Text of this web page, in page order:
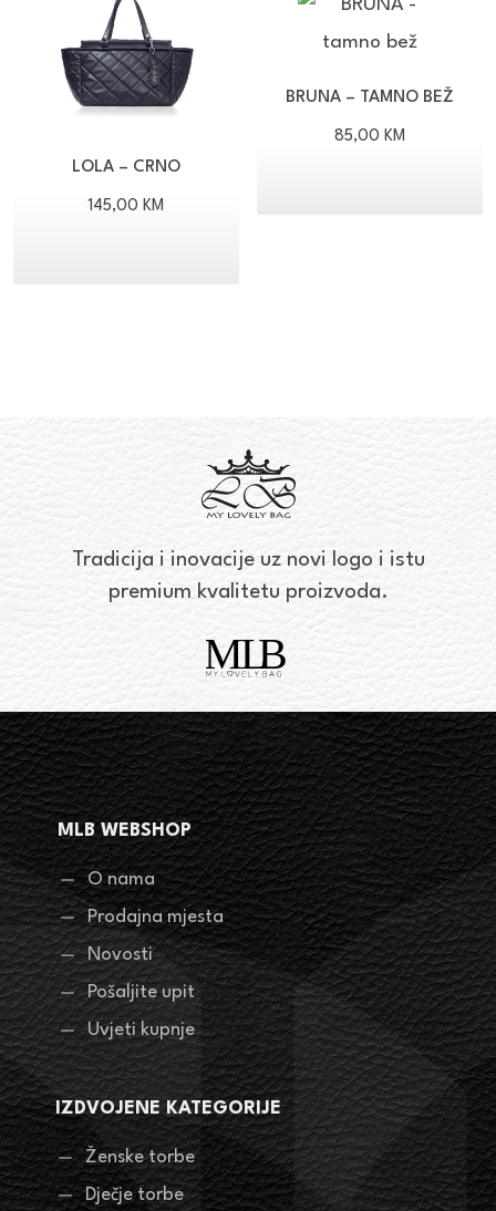
LOLA – CRNO
145,00KM
BRUNA – TAMNO BEŽ
85,00KM
Tradicija i inovacije uz novi logo i istu
premium kvalitetu proizvoda.
MLB WEBSHOP
O nama
Prodajna mjesta
Novosti
Pošaljite upit
Uvjeti kupnje
IZDVOJENE KATEGORIJE
Ženske torbe
Dječje torbe